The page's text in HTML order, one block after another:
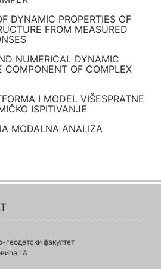
DYNAMIC PROPERTIES OF
FROM MEASURED
NUMERICAL DYNAMIC
COMPONENT OF COMPLEX
I MODEL VIŠESPRATNE
ISPITIVANJE
MODALNA ANALIZA
геодетски факултет
1A